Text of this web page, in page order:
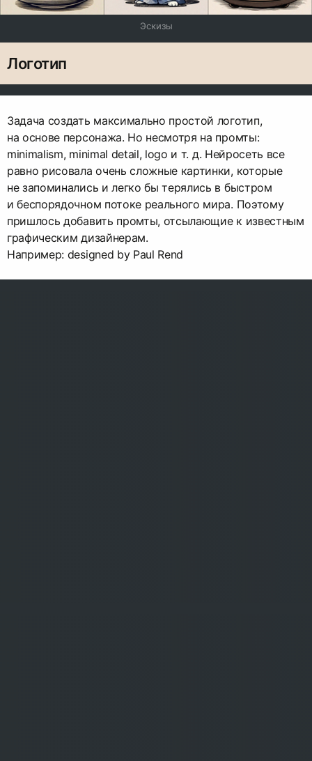
Эскизы
Логотип
Задача создать максимально простой логотип,
на основе персонажа. Но несмотря на промты:
minimalism, minimal detail, logo и т. д. Нейросеть все
равно рисовала очень сложные картинки, которые
не запоминались и легко бы терялись в быстром
и беспорядочном потоке реального мира. Поэтому
пришлось добавить промты, отсылающие к известным
графическим дизайнерам.
Например: designed by Paul Rend